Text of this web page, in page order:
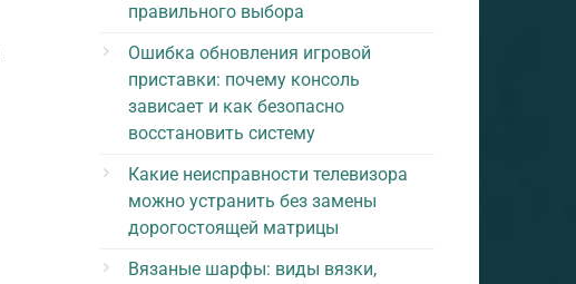
правильного выбора
Ошибка обновления игровой
приставки: почему консоль
зависает и как безопасно
восстановить систему
Какие неисправности телевизора
можно устранить без замены
дорогостоящей матрицы
Вязаные шарфы: виды вязки,